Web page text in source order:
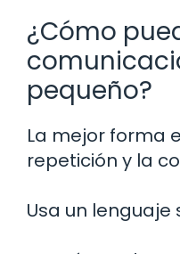
¿Cómo
pequeño?
La mejor forma
repetición y la
Usa un lenguaje